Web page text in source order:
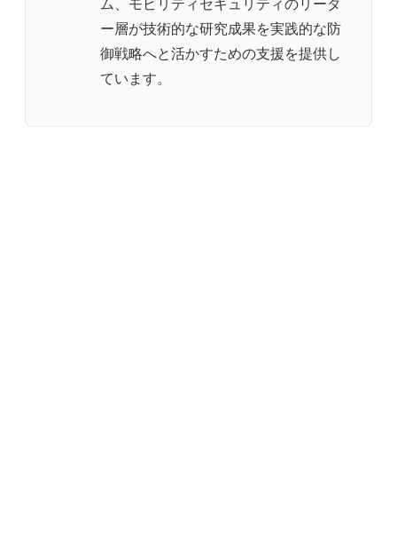
ム、モビリティセキュリティのリーダ
ー層が技術的な研究成果を実践的な防
御戦略へと活かすための支援を提供し
ています。